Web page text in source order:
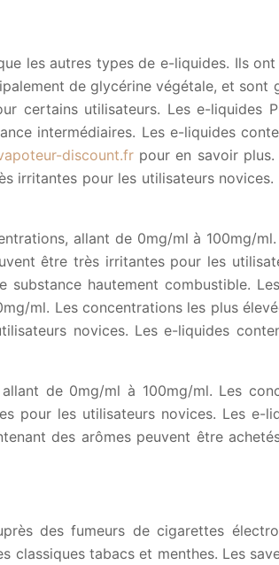
les autres types de e-liquides. Ils
de glycérine végétale, et sont
certains utilisateurs. Les e-liquides
intermédiaires. Les e-liquides
discount.frpour en savoir plus.
irritantes pour les utilisateurs
allant de 0mg/ml à 100mg/
être très irritantes pour les
hautement combustible.
ml. Les concentrations les plus
novices. Les e-liquides
de 0mg/ml à 100mg/ml. Les
pour les utilisateurs novices. Les e-
des arômes peuvent être
des fumeurs de cigarettes
tabacs et menthes. Les